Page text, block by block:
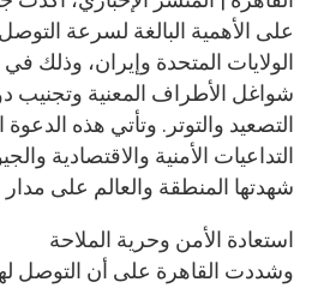
على الأهمية البالغة لسرعة
الولايات المتحدة وإيران، وذلك
شواغل الأطراف المعنية وتجنيب
التصعيد والتوتر. وتأتي هذه
التداعيات الأمنية والاقتصادية
شهدتها المنطقة والعالم على مدار
استعادة الأمن وحرية الملاحة
وشددت القاهرة على أن التوصل